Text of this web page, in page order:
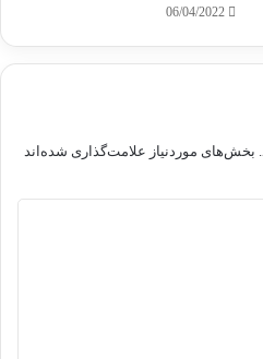
06/04/2022
بخش‌های موردنیاز علامت‌گذاری شده‌اند